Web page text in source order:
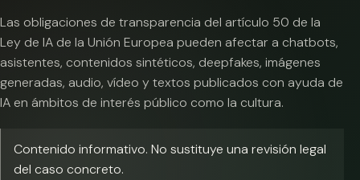
Las obligaciones de transparencia del artículo 50 de la
Ley de IA de la Unión Europea pueden afectar a chatbots,
asistentes, contenidos sintéticos, deepfakes, imágenes
generadas, audio, vídeo y textos publicados con ayuda de
IA en ámbitos de interés público como la cultura.
Contenido informativo. No sustituye una revisión legal
del caso concreto.